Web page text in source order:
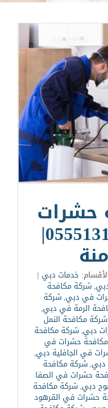
حشرات
في دبي |0555131203|
خدمات دبي |
,شركة مكافحة
في دبي,شركة
الرمة في دبي,
شركة مكافحة النمل
دبي,شركة مكافحة
حشرات في
في الجافلية دبي,
دبي,شركة مكافحة
حشرات في الصفا
دبي,شركة مكافحة
حشرات في القرهود